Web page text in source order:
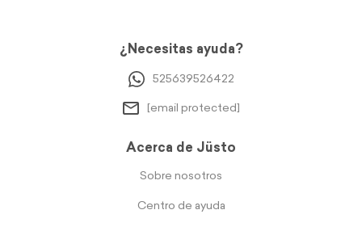
¿Necesitas ayuda?
525639526422
[email protected]
Acerca de Jüsto
Sobre nosotros
Centro de ayuda